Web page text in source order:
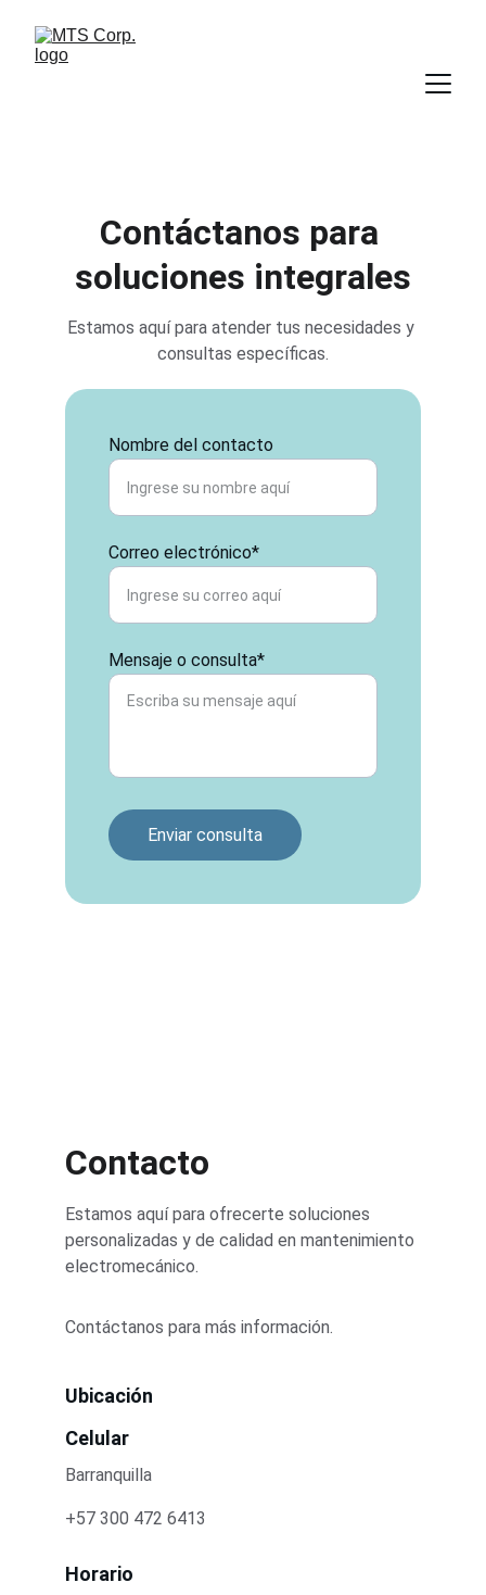
Contáctanos para
soluciones integrales
Nombre del contacto
Correo electrónico*
Mensaje o consulta*
Enviar consulta
Estamos aquí para atender tus necesidades y
consultas específicas.
Contacto
Estamos aquí para ofrecerte soluciones
personalizadas y de calidad en mantenimiento
electromecánico.
Contáctanos para más información.
Ubicación
Barranquilla
Horario
Celular
+57 300 472 6413